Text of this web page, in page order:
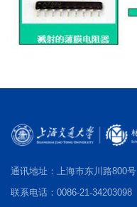
通讯地址：上海市东川路800号
联系电话：0086-21-34203098